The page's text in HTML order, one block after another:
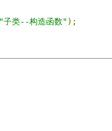
"子类--构造函数");